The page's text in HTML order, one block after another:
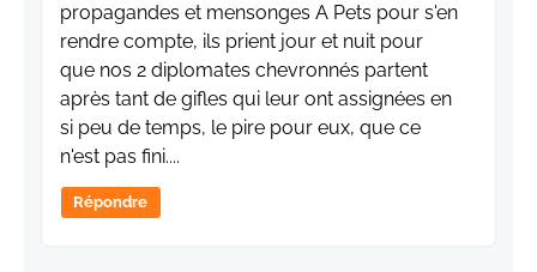
propagandes et mensonges A Pets pour s'en
rendre compte, ils prient jour et nuit pour
que nos 2 diplomates chevronnés partent
après tant de gifles qui leur ont assignées en
si peu de temps, le pire pour eux, que ce
n'est pas fini....
Répondre